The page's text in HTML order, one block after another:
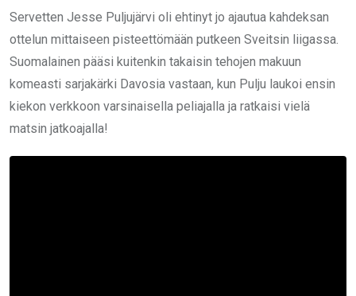
Servetten Jesse Puljujärvi oli ehtinyt jo ajautua kahdeksan
ottelun mittaiseen pisteettömään putkeen Sveitsin liigassa.
Suomalainen pääsi kuitenkin takaisin tehojen makuun
komeasti sarjakärki Davosia vastaan, kun Pulju laukoi ensin
kiekon verkkoon varsinaisella peliajalla ja ratkaisi vielä
matsin jatkoajalla!